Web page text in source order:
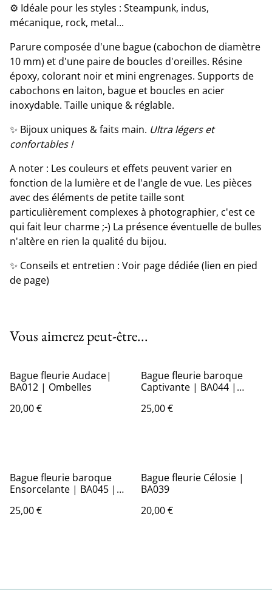
⚙️ Idéale pour les styles : Steampunk, indus,
mécanique, rock, metal...
Parure composée d'une bague (cabochon de diamètre
10 mm) et d'une paire de boucles d'oreilles. Résine
époxy, colorant noir et mini engrenages. Supports de
cabochons en laiton, bague et boucles en acier
inoxydable. Taille unique & réglable.
✨ Bijoux uniques & faits main. Ultra légers et
confortables !
A noter : Les couleurs et effets peuvent varier en
fonction de la lumière et de l'angle de vue. Les pièces
avec des éléments de petite taille sont
particulièrement complexes à photographier, c'est ce
qui fait leur charme ;-) La présence éventuelle de bulles
n'altère en rien la qualité du bijou.
✨ Conseils et entretien : Voir page dédiée (lien en pied
de page)
Vous aimerez peut-être...
Bague fleurie Audace|
BA012 | Ombelles
20,00 €
Bague fleurie baroque
Captivante | BA044 |
25,00 €
Bague fleurie baroque
Ensorcelante | BA045 |
25,00 €
Bague fleurie Célosie |
BA039
20,00 €